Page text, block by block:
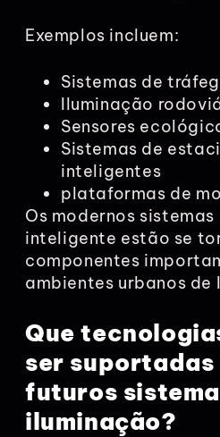
Exemplos incluem:
Sistemas de
Iluminação
Sensores
Sistemas de
inteligentes
plataformas de
Os modernos
inteligente estão se
componentes
ambientes urbanos de
Que
ser suportadas
futuros
iluminação?